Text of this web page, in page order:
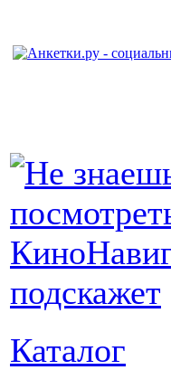
Каталог